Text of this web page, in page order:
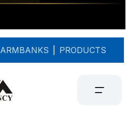
ARMBANKS PRODUCTS